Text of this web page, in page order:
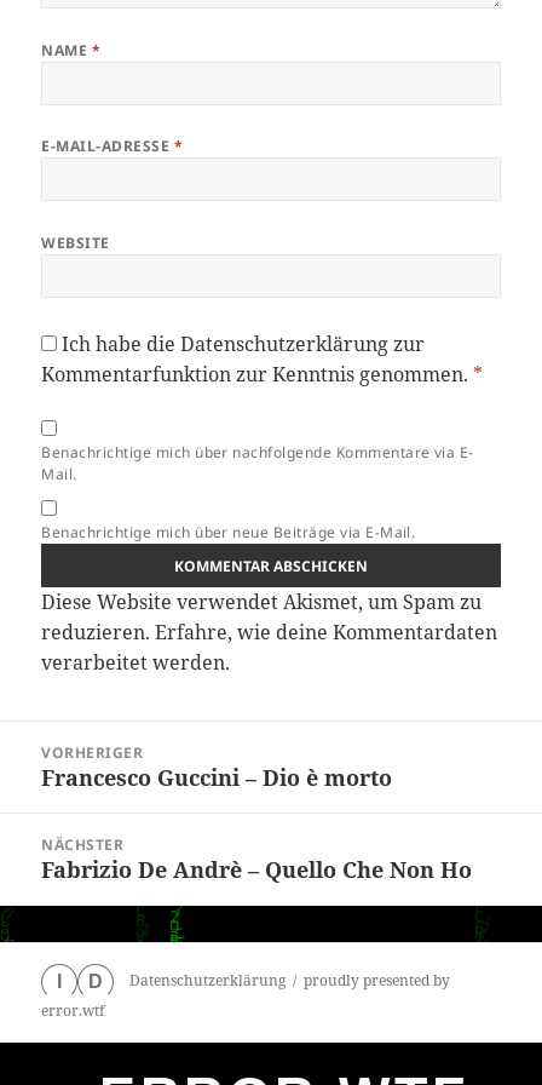
NAME *
E-MAIL-ADRESSE *
WEBSITE
Ich habe dieDatenschutzerklärungzur
Kommentarfunktion zur Kenntnis genommen. *
Benachrichtige mich über nachfolgende Kommentare via E-
Mail.
Benachrichtige mich über neue Beiträge via E-Mail.
Diese Website verwendet Akismet, um Spam zu
reduzieren.Erfahre, wie deine Kommentardaten
verarbeitet werden.
VORHERIGER
Vorheriger
Francesco Guccini – Dio è morto
NÄCHSTER
Nächster
Beitrag:
Fabrizio De Andrè – Quello Che Non Ho
D Datenschutzerklärung
proudly presented by
error.wtf